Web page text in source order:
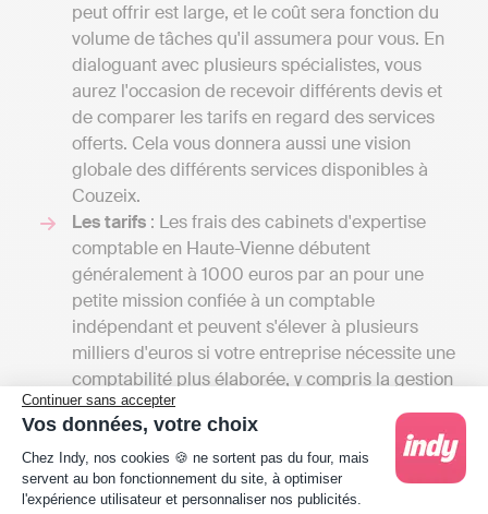
Continuer sans accepter
Vos données, votre choix
Plateforme de Gestion du Consentement :
Chez Indy, nos cookies 🍪 ne sortent pas du four, mais
servent au bon fonctionnement du site, à optimiser
l'expérience utilisateur et personnaliser nos publicités.
peut offrir est large, et le coût sera fonction du
volume de tâches qu'il assumera pour vous. En
dialoguant avec plusieurs spécialistes, vous
aurez l'occasion de recevoir différents devis et
de comparer les tarifs en regard des services
offerts. Cela vous donnera aussi une vision
globale des différents services disponibles à
Couzeix.
Les tarifs : Les frais des cabinets d'expertise
comptable en Haute-Vienne débutent
généralement à 1000 euros par an pour une
petite mission confiée à un comptable
indépendant et peuvent s'élever à plusieurs
milliers d'euros si votre entreprise nécessite une
comptabilité plus élaborée, y compris la gestion
de la paie, le fait de dresser un budget
prévisionnel. Avec une comptabilité en ligne
comme le propose Indy, compter entre 20 et 49
€ par mois en fonction de la structure.